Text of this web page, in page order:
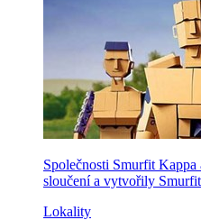
Společnosti Smurfit
sloučení a vytvořily
Lokality